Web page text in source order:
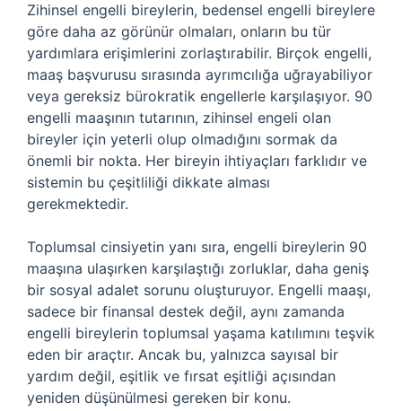
Zihinsel engelli bireylerin, bedensel engelli bireylere
göre daha az görünür olmaları, onların bu tür
yardımlara erişimlerini zorlaştırabilir. Birçok engelli,
maaş başvurusu sırasında ayrımcılığa uğrayabiliyor
veya gereksiz bürokratik engellerle karşılaşıyor. 90
engelli maaşının tutarının, zihinsel engeli olan
bireyler için yeterli olup olmadığını sormak da
önemli bir nokta. Her bireyin ihtiyaçları farklıdır ve
sistemin bu çeşitliliği dikkate alması
gerekmektedir.
Toplumsal cinsiyetin yanı sıra, engelli bireylerin 90
maaşına ulaşırken karşılaştığı zorluklar, daha geniş
bir sosyal adalet sorunu oluşturuyor. Engelli maaşı,
sadece bir finansal destek değil, aynı zamanda
engelli bireylerin toplumsal yaşama katılımını teşvik
eden bir araçtır. Ancak bu, yalnızca sayısal bir
yardım değil, eşitlik ve fırsat eşitliği açısından
yeniden düşünülmesi gereken bir konu.